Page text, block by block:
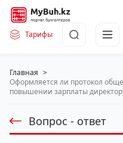
Тарифы
Главная >
Оформляется ли протокол
повышении зарплаты
Вопрос - ответ